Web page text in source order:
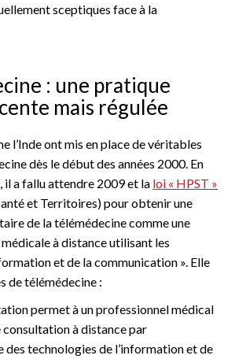
sceptiques face à la
: une pratique
mais régulée
l’Inde ont mis en place de véritables
dès le début des années 2000. En
il a fallu attendre 2009 et la loi « HPST »
et Territoires) pour obtenir une
de la télémédecine comme une
à distance utilisant les
et de la communication ». Elle
de télémédecine :
permet à un professionnel médical
consultation à distance par
des technologies de l’information et de